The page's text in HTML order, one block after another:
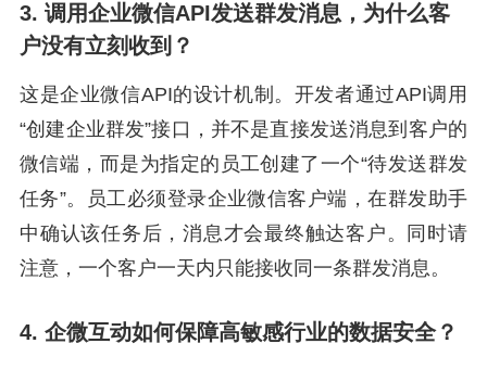
3. 调用企业微信API发送群发消息，为什么客
户没有立刻收到？
这是企业微信API的设计机制。开发者通过API调用
“创建企业群发”接口，并不是直接发送消息到客户的
微信端，而是为指定的员工创建了一个“待发送群发
任务”。员工必须登录企业微信客户端，在群发助手
中确认该任务后，消息才会最终触达客户。同时请
注意，一个客户一天内只能接收同一条群发消息。
4. 企微互动如何保障高敏感行业的数据安全？